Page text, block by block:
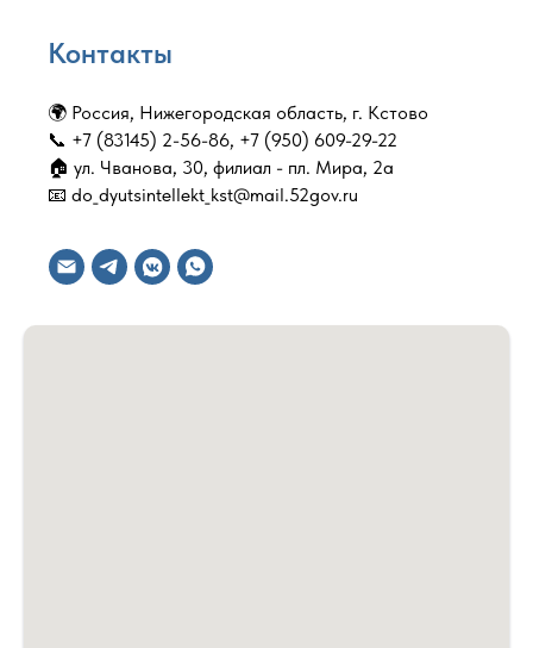
Контакты
🌍 Россия, Нижегородская область, г. Кстово
📞 +7 (83145) 2-56-86, +7 (950) 609-29-22
🏠 ул. Чванова, 30, филиал - пл. Мира, 2а
📧 do_dyutsintellekt_kst@mail.52gov.ru